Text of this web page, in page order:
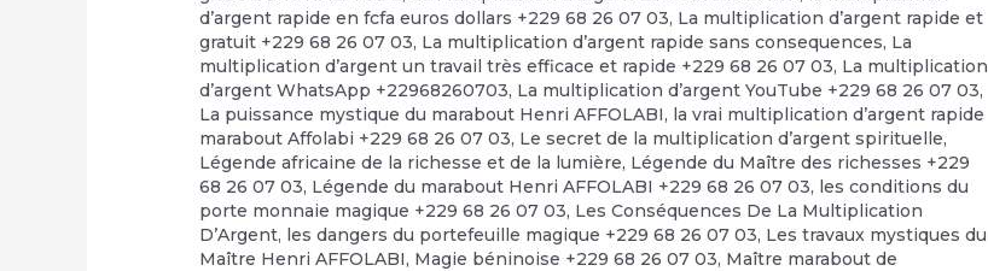
d’argent rapide en fcfa euros dollars +229 68 26 07 03, La multiplication d’argent rapide et
gratuit +229 68 26 07 03, La multiplication d’argent rapide sans consequences, La
multiplication d’argent un travail très efficace et rapide +229 68 26 07 03, La multiplication
d’argent WhatsApp +22968260703, La multiplication d’argent YouTube +229 68 26 07 03,
La puissance mystique du marabout Henri AFFOLABI, la vrai multiplication d’argent rapide
marabout Affolabi +229 68 26 07 03, Le secret de la multiplication d’argent spirituelle,
Légende africaine de la richesse et de la lumière, Légende du Maître des richesses +229
68 26 07 03, Légende du marabout Henri AFFOLABI +229 68 26 07 03, les conditions du
porte monnaie magique +229 68 26 07 03, Les Conséquences De La Multiplication
D’Argent, les dangers du portefeuille magique +229 68 26 07 03, Les travaux mystiques du
Maître Henri AFFOLABI, Magie béninoise +229 68 26 07 03, Maître marabout de